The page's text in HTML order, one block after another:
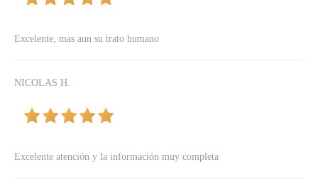
Excelente, mas aun su trato humano
NICOLAS H.
Excelente atención y la información muy completa